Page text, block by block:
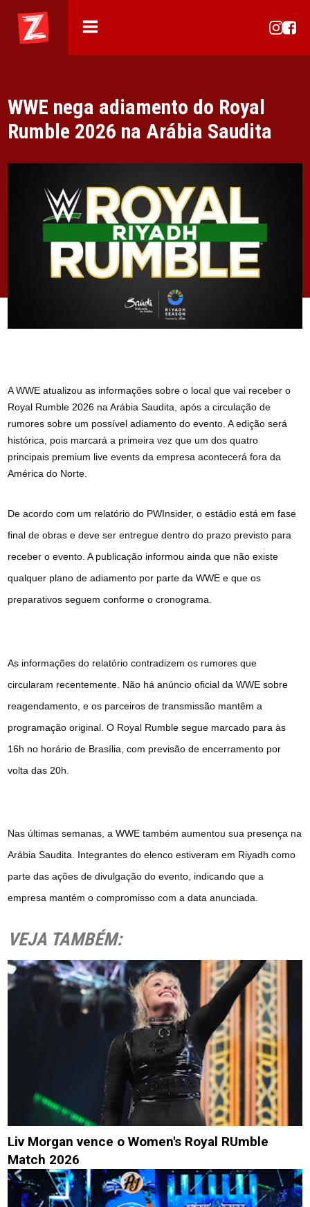
WWE nega adiamento do Royal
Rumble 2026 na Arábia Saudita
A WWE atualizou as informações sobre o local que vai receber o
Royal Rumble 2026 na Arábia Saudita, após a circulação de
rumores sobre um possível adiamento do evento. A edição será
histórica, pois marcará a primeira vez que um dos quatro
principais premium live events da empresa acontecerá fora da
América do Norte.
De acordo com um relatório do PWInsider, o estádio está em fase
final de obras e deve ser entregue dentro do prazo previsto para
receber o evento. A publicação informou ainda que não existe
qualquer plano de adiamento por parte da WWE e que os
preparativos seguem conforme o cronograma.
As informações do relatório contradizem os rumores que
circularam recentemente. Não há anúncio oficial da WWE sobre
reagendamento, e os parceiros de transmissão mantêm a
programação original. O Royal Rumble segue marcado para às
16h no horário de Brasília, com previsão de encerramento por
volta das 20h.
Nas últimas semanas, a WWE também aumentou sua presença na
Arábia Saudita. Integrantes do elenco estiveram em Riyadh como
parte das ações de divulgação do evento, indicando que a
empresa mantém o compromisso com a data anunciada.
VEJA TAMBÉM:
Liv Morgan vence o Women's Royal RUmble
Match 2026